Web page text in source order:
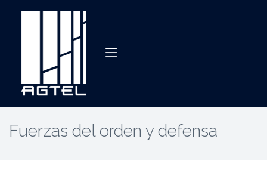
Fuerzas del orden y defensa